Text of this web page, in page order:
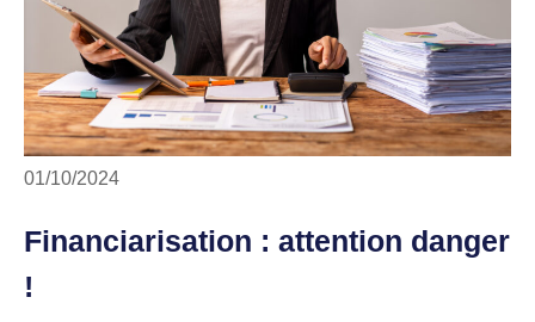
01/10/2024
Financiarisation : attention danger
!